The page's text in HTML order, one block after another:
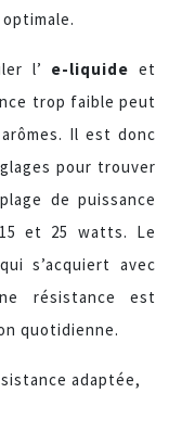
l’ e-liquide et
trop faible peut
Il est donc
pour trouver
de puissance
et 25 watts. Le
s’acquiert avec
résistance est
quotidienne.
adaptée,